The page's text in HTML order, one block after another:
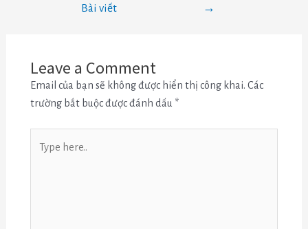
Bài viết →
Leave a Comment
Email của bạn sẽ không được hiển thị công khai. Các
trường bắt buộc được đánh dấu *
here..